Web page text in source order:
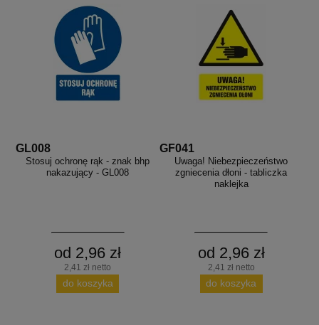
GL008
Stosuj ochronę rąk - znak bhp
nakazujący - GL008
od 2,96 zł
2,41 zł netto
do koszyka
GF041
Uwaga! Niebezpieczeństwo
zgniecenia dłoni - tabliczka
naklejka
od 2,96 zł
2,41 zł netto
do koszyka